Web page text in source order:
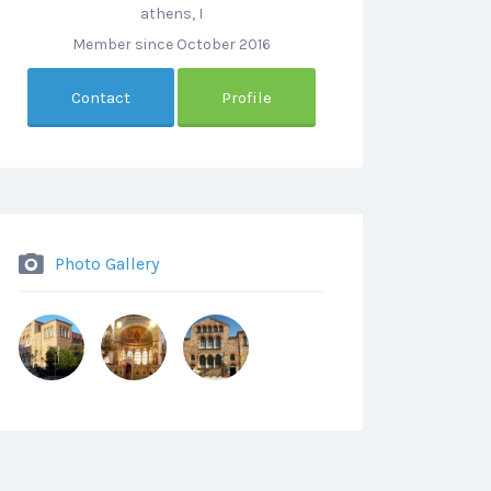
athens, I
Member since October 2016
Contact Profile
Photo Gallery